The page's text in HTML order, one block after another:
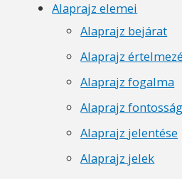
Alaprajz elemei
Alaprajz bejárat
Alaprajz
Alaprajz fogalma
Alaprajz
Alaprajz jelentése
Alaprajz jelek